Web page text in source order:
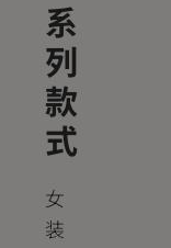
系
列
款
式
女
装